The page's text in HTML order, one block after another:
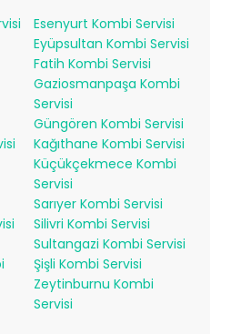
Esenyurt Kombi Servisi
Eyüpsultan Kombi Servisi
Fatih Kombi Servisi
Gaziosmanpaşa Kombi
Servisi
Güngören Kombi Servisi
Kağıthane Kombi Servisi
Küçükçekmece Kombi
Servisi
Sarıyer Kombi Servisi
Silivri Kombi Servisi
Sultangazi Kombi Servisi
Şişli Kombi Servisi
Zeytinburnu Kombi
Servisi